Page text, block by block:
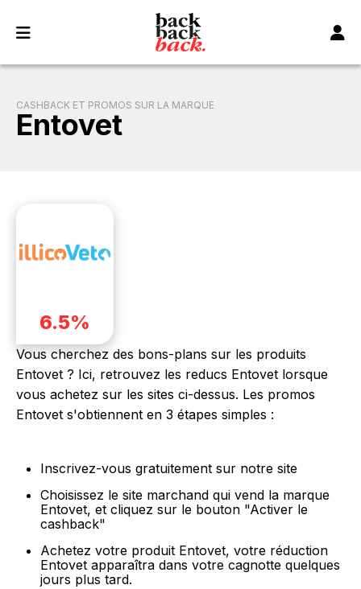
CASHBACK ET PROMOS SUR LA MARQUE
Entovet
6.5%
Vous cherchez des bons-plans sur les produits
Entovet ? Ici, retrouvez les reducs Entovet lorsque
vous achetez sur les sites ci-dessus. Les promos
Entovet s'obtiennent en 3 étapes simples :
Inscrivez-vous gratuitement sur notre site
Choisissez le site marchand qui vend la marque
Entovet, et cliquez sur le bouton "Activer le
cashback"
Achetez votre produit Entovet, votre réduction
Entovet apparaîtra dans votre cagnotte quelques
jours plus tard.